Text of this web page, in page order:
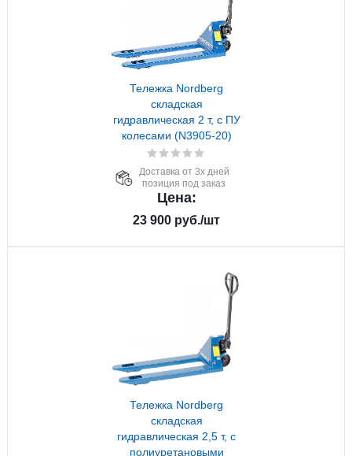
Тележка Nordberg
складская
гидравлическая 2 т, с ПУ
колесами (N3905-20)
Доставка от 3х дней
позиция под заказ
Цена:
23 900 руб./шт
Тележка Nordberg
складская
гидравлическая 2,5 т, с
полиуретановыми